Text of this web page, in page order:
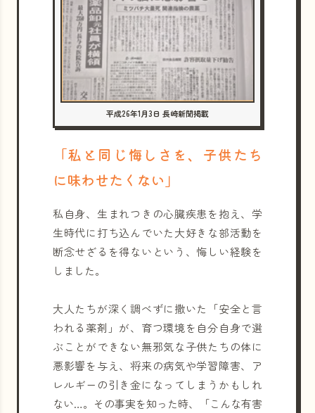
平成26年1月3日 長崎新聞掲載
「私と同じ悔しさを、子供たち
に味わせたくない」
私自身、生まれつきの心臓疾患を抱え、学
生時代に打ち込んでいた大好きな部活動を
断念せざるを得ないという、悔しい経験を
しました。
大人たちが深く調べずに撒いた「安全と言
われる薬剤」が、育つ環境を自分自身で選
ぶことができない無邪気な子供たちの体に
悪影響を与え、将来の病気や学習障害、ア
レルギーの引き金になってしまうかもしれ
ない…。その事実を知った時、「こんな有害